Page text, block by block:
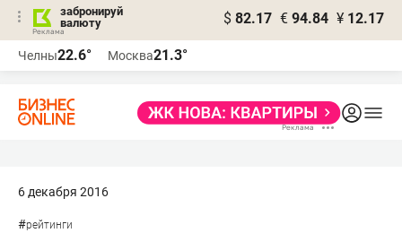
забронируй
валюту
$ 82.17 € 94.84 ¥ 12.17
Челны22.6° Москва21.3°
6 декабря 2016
#рейтинги